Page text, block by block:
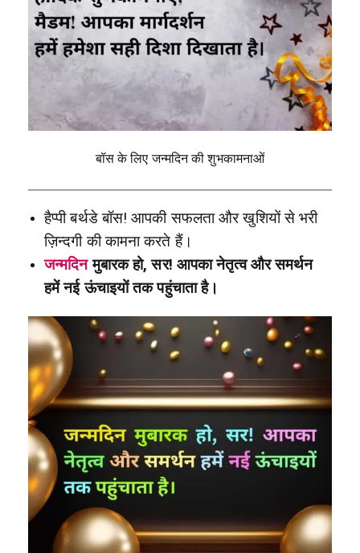
बॉस के लिए जन्मदिन की शुभकामनाओं
हैप्पी बर्थडे बॉस! आपकी सफलता और खुशियों से भरी
ज़िन्दगी की कामना करते हैं।
जन्मदिनमुबारक हो, सर! आपका नेतृत्व और समर्थन
हमें नई ऊंचाइयों तक पहुंचाता है।